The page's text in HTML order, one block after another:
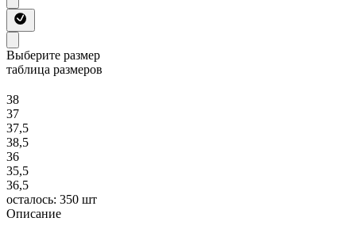
Выберите размер
таблица размеров
38
37
37,5
38,5
36
35,5
36,5
осталось: 350 шт
Описание